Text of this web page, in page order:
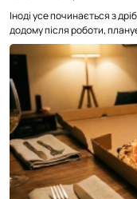
Іноді усе починається з
додому після роботи,